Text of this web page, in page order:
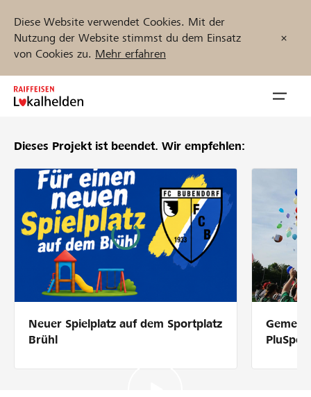
Diese Website verwendet Cookies. Mit der
Nutzung der Website stimmst du dem Einsatz
von Cookies zu. Mehr erfahren
Zum
Inhalt
Unterstützen
Hilfe & Support
Partner / Raiffeisenbank
Projekte und Organisationen finden
Dieses Projekt ist beendet. Wir empfehlen:
Neuer Spielplatz auf dem Sportplatz
Brühl